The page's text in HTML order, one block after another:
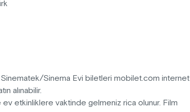
odaklanacaktır.
Sinema Evi biletleri mobilet.com internet
alınabilir.
ev etkinliklere vaktinde gelmeniz rica olunur. Film